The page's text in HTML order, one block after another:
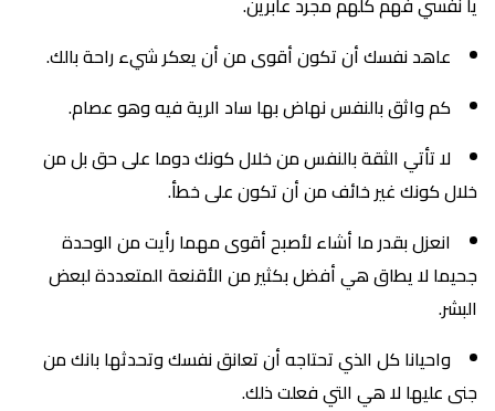
عاهد نفسك أن تكون أقوى من أن يعكر شيء راحة بالك.
كم واثق بالنفس نهاض بها ساد الرية فيه وهو عصام.
لا تأتي الثقة بالنفس من خلال كونك دوما على حق بل من
خلال كونك غير خائف من أن تكون على خطأ.
انعزل بقدر ما أشاء لأصبح أقوى مهما رأيت من الوحدة
جحيما لا يطاق هي أفضل بكثير من الأقنعة المتعددة لبعض
البشر.
واحيانا كل الذي تحتاجه أن تعانق نفسك وتحدثها بانك من
جنى عليها ﻻ هي التي فعلت ذلك.